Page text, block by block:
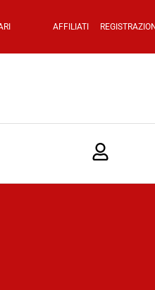
AFFILIATI